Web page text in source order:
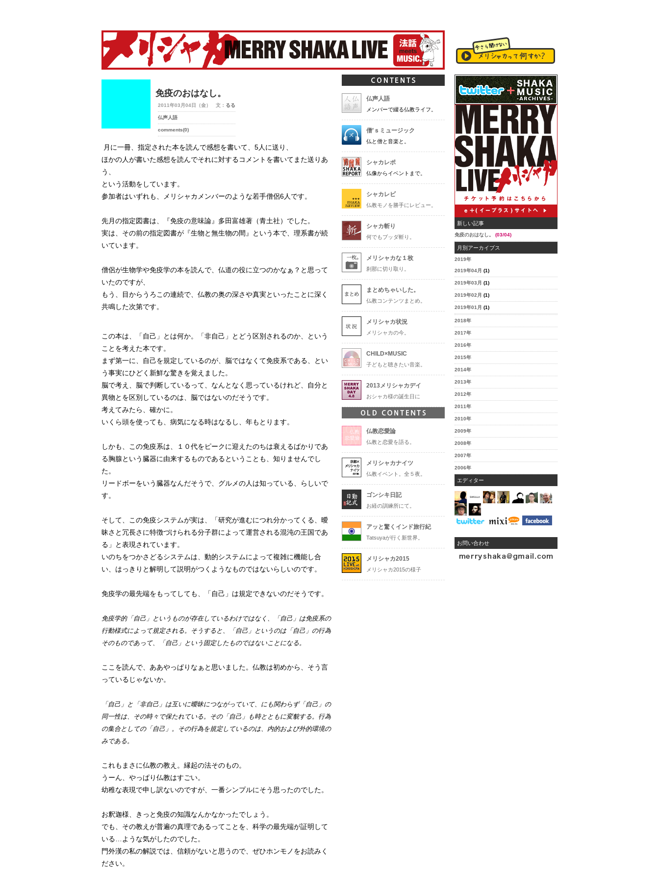
免疫のおはなし。
2011年03月04日（金） 文： るる
仏声人語
comments(0)
月に一冊、指定された本を読んで感想を書いて、5人に送り、
ほかの人が書いた感想を読んでそれに対するコメントを書いてまた送りあ
う、
という活動をしています。
参加者はいずれも、メリシャカメンバーのような若手僧侶6人です。
先月の指定図書は、『免疫の意味論』多田富雄著（青土社）でした。
実は、その前の指定図書が『生物と無生物の間』という本で、理系書が続
いています。
僧侶が生物学や免疫学の本を読んで、仏道の役に立つのかなぁ？と思って
いたのですが、
もう、目からうろこの連続で、仏教の奥の深さや真実といったことに深く
共鳴した次第です。
この本は、「自己」とは何か。「非自己」とどう区別されるのか、という
ことを考えた本です。
まず第一に、自己を規定しているのが、脳ではなくて免疫系である、とい
う事実にひどく新鮮な驚きを覚えました。
脳で考え、脳で判断しているって、なんとなく思っているけれど、自分と
異物とを区別しているのは、脳ではないのだそうです。
考えてみたら、確かに。
いくら頭を使っても、病気になる時はなるし、年もとります。
しかも、この免疫系は、１０代をピークに迎えたのちは衰えるばかりであ
る胸腺という臓器に由来するものであるということも、知りませんでし
た。
リードボーをいう臓器なんだそうで、グルメの人は知っている、らしいで
す。
そして、この免疫システムが実は、「研究が進むにつれ分かってくる、曖
昧さと冗長さに特徴づけられる分子群によって運営される混沌の王国であ
る」と表現されています。
いのちをつかさどるシステムは、動的システムによって複雑に機能し合
い、はっきりと解明して説明がつくようなものではないらしいのです。
免疫学の最先端をもってしても、「自己」は規定できないのだそうです。
免疫学的「自己」というものが存在しているわけではなく、「自己」は免疫系の
行動様式によって規定される。そうすると、「自己」というのは「自己」の行為
そのものであって、「自己」という固定したものではないことになる。
ここを読んで、ああやっぱりなぁと思いました。仏教は初めから、そう言
っているじゃないか。
「自己」と「非自己」は互いに曖昧につながっていて、にも関わらず「自己」の
同一性は、その時々で保たれている。その「自己」も時とともに変貌する。行為
の集合としての「自己」。その行為を規定しているのは、内的および外的環境の
みである。
これもまさに仏教の教え。縁起の法そのもの。
うーん、やっぱり仏教はすごい。
幼稚な表現で申し訳ないのですが、一番シンプルにそう思ったのでした。
お釈迦様、きっと免疫の知識なんかなかったでしょう。
でも、その教えが普遍の真理であるってことを、科学の最先端が証明して
いる…ような気がしたのでした。
門外漢の私の解説では、信頼がないと思うので、ぜひホンモノをお読みく
ださい。
仏声人語
メンバーで綴る仏教ライフ。
僧’ｓミュージック
仏と僧と音楽と。
シャカレポ
仏像からイベントまで。
シャカレビ
仏教モノを勝手にレビュー。
シャカ斬り
何でもブッダ斬り。
メリシャカな１枚
刹那に切り取り。
まとめちゃいした。
仏教コンテンツまとめ。
メリシャカ状況
メリシャカの今。
CHILD×MUSIC
子どもと聴きたい音楽。
2013メリシャカデイ
おシャカ様の誕生日に
仏教恋愛論
仏教と恋愛を語る。
メリシャカナイツ
仏教イベント。全５夜。
ゴンシキ日記
お経の訓練所にて。
アッと驚くインド旅行紀
Tatsuyaが行く新世界。
メリシャカ2015
メリシャカ2015の様子
新しい記事
免疫のおはなし。 (03/04)
月別アーカイブス
2019年
2019年04月 (1)
2019年03月 (1)
2019年02月 (1)
2019年01月 (1)
2018年
2017年
2016年
2015年
2014年
2013年
2012年
2011年
2010年
2009年
2008年
2007年
2006年
エディター
お問い合わせ